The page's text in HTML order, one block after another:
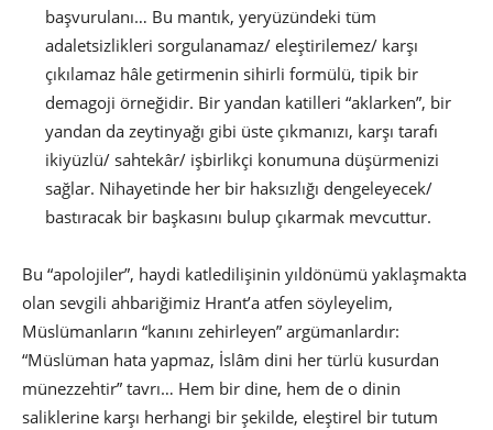
başvurulanı… Bu mantık, yeryüzündeki tüm
adaletsizlikleri sorgulanamaz/ eleştirilemez/ karşı
çıkılamaz hâle getirmenin sihirli formülü, tipik bir
demagoji örneğidir. Bir yandan katilleri “aklarken”, bir
yandan da zeytinyağı gibi üste çıkmanızı, karşı tarafı
ikiyüzlü/ sahtekâr/ işbirlikçi konumuna düşürmenizi
sağlar. Nihayetinde her bir haksızlığı dengeleyecek/
bastıracak bir başkasını bulup çıkarmak mevcuttur.
Bu “apolojiler”, haydi katledilişinin yıldönümü yaklaşmakta
olan sevgili ahbariğimiz Hrant’a atfen söyleyelim,
Müslümanların “kanını zehirleyen” argümanlardır:
“Müslüman hata yapmaz, İslâm dini her türlü kusurdan
münezzehtir” tavrı… Hem bir dine, hem de o dinin
saliklerine karşı herhangi bir şekilde, eleştirel bir tutum